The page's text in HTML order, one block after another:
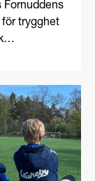
Fornuddens
för trygghet
och
med rätt